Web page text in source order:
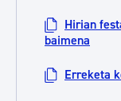
Hirian
baimena
Erreketa